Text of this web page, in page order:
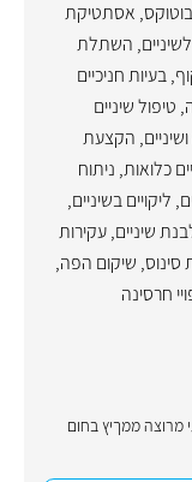
בוטוקס, אסתטיקת
, השתלת
,בעיות חניכיים
, טיפול שיניים
, הקצעת
כלואות, ניתוח
, ליקויים בשיניים,
שיניים,עקירות
, שיקום הפה,
חרסינה
מרוצה ממךיץ בחום